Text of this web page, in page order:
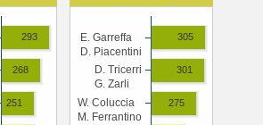
251
268
293
W. Coluccia
M. Ferrantino
D. Tricerri
G. Zarli
E. Garreffa
D. Piacentini
275
301
305